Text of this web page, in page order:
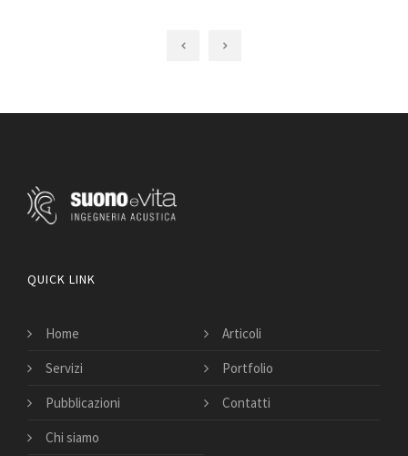
QUICK LINK
Home
Articoli
Servizi
Portfolio
Pubblicazioni
Contatti
Chi siamo